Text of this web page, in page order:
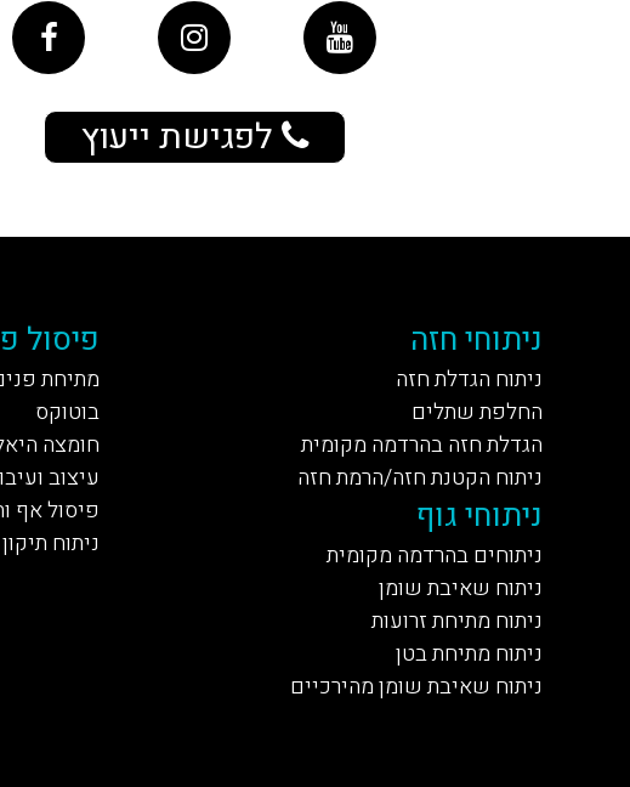
לפגישת ייעוץ
ניתוחי חזה
ניתוח הגדלת חזה
החלפת שתלים
הגדלת חזה בהרדמה מקומית
ניתוח הקטנת חזה/הרמת חזה
ניתוחי גוף
ניתוחים בהרדמה מקומית
ניתוח שאיבת שומן
ניתוח מתיחת זרועות
ניתוח מתיחת בטן
ניתוח שאיבת שומן מהירכיים
פיסול
מתיחת
בוטוקס
חומצה
עיצוב
פיסול אף
ניתוח